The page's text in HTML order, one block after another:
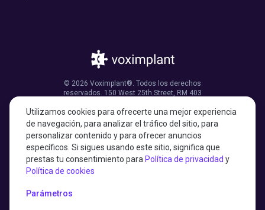
© 2026 Voximplant®. Todos los derechos
reservados. 150 West 25th Street, RM 403
América
Utilizamos cookies para ofrecerte una mejor experiencia
de navegación, para analizar el tráfico del sitio, para
personalizar contenido y para ofrecer anuncios
específicos. Si sigues usando este sitio, significa que
prestas tu consentimiento para Política de privacidad y
Política de cookies
Parámetros